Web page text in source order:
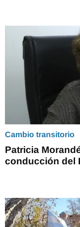
Cambio transitorio
Patricia
conducción del